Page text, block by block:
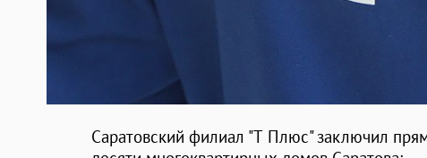
Саратовский филиал "Т Плюс" заключил